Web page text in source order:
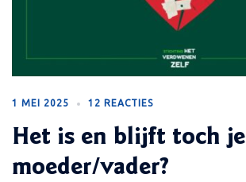
1 MEI 2025 12 REACTIES
Het is en blijft toch je
moeder/vader?